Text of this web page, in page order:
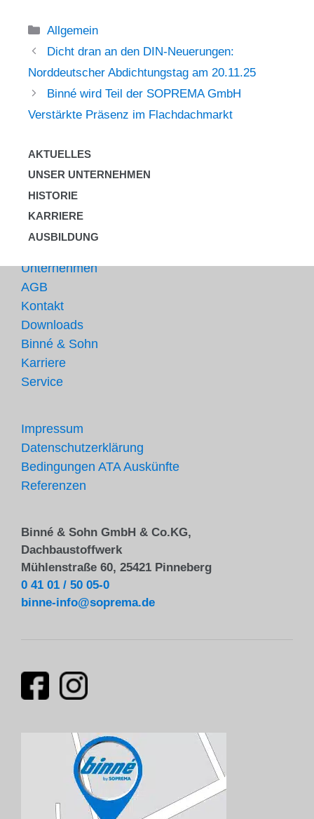
Kategorien
Allgemein
Dicht dran an den DIN-Neuerungen:
Norddeutscher Abdichtungstag am 20.11.25
Binné wird Teil der SOPREMA GmbH
Verstärkte Präsenz im Flachdachmarkt
AKTUELLES
UNSER UNTERNEHMEN
HISTORIE
KARRIERE
AUSBILDUNG
Unternehmen
AGB
Kontakt
Downloads
Binné & Sohn
Karriere
Service
Impressum
Datenschutzerklärung
Bedingungen ATA Auskünfte
Referenzen
Binné & Sohn GmbH & Co.KG,
Dachbaustoffwerk
Mühlenstraße 60, 25421 Pinneberg
0 41 01 / 50 05-0
binne-info@soprema.de